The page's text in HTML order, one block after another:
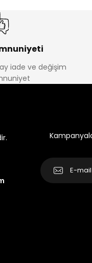
iade ve değişim